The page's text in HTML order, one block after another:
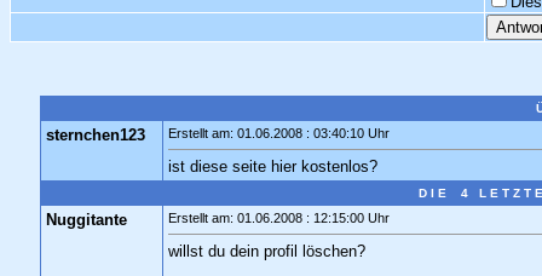
sternchen123 Erstellt am: 01.06.2008 : 03:40:10 Uhr
ist diese seite hier kostenlos?
D I E 4 L E T Z T
Nuggitante Erstellt am: 01.06.2008 : 12:15:00 Uhr
willst du dein profil löschen?